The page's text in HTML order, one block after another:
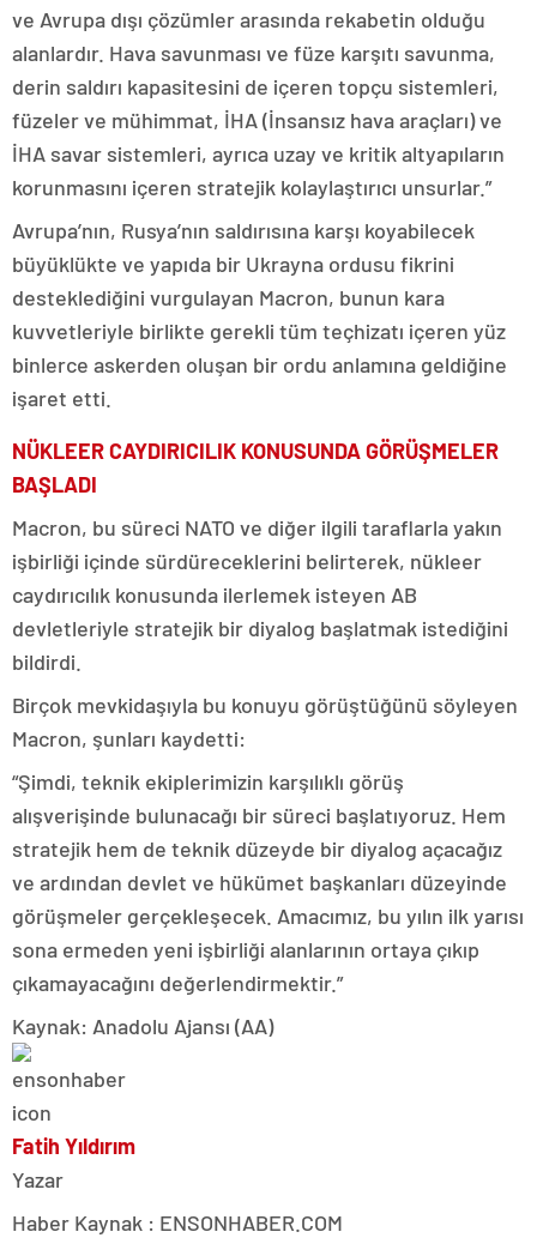
ve Avrupa dışı çözümler arasında rekabetin olduğu
alanlardır. Hava savunması ve füze karşıtı savunma,
derin saldırı kapasitesini de içeren topçu sistemleri,
füzeler ve mühimmat, İHA (İnsansız hava araçları) ve
İHA savar sistemleri, ayrıca uzay ve kritik altyapıların
korunmasını içeren stratejik kolaylaştırıcı unsurlar.”
Avrupa’nın, Rusya’nın saldırısına karşı koyabilecek
büyüklükte ve yapıda bir Ukrayna ordusu fikrini
desteklediğini vurgulayan Macron, bunun kara
kuvvetleriyle birlikte gerekli tüm teçhizatı içeren yüz
binlerce askerden oluşan bir ordu anlamına geldiğine
işaret etti.
NÜKLEER CAYDIRICILIK KONUSUNDA GÖRÜŞMELER
BAŞLADI
Macron, bu süreci NATO ve diğer ilgili taraflarla yakın
işbirliği içinde sürdüreceklerini belirterek, nükleer
caydırıcılık konusunda ilerlemek isteyen AB
devletleriyle stratejik bir diyalog başlatmak istediğini
bildirdi.
Birçok mevkidaşıyla bu konuyu görüştüğünü söyleyen
Macron, şunları kaydetti:
“Şimdi, teknik ekiplerimizin karşılıklı görüş
alışverişinde bulunacağı bir süreci başlatıyoruz. Hem
stratejik hem de teknik düzeyde bir diyalog açacağız
ve ardından devlet ve hükümet başkanları düzeyinde
görüşmeler gerçekleşecek. Amacımız, bu yılın ilk yarısı
sona ermeden yeni işbirliği alanlarının ortaya çıkıp
çıkamayacağını değerlendirmektir.”
Kaynak: Anadolu Ajansı (AA)
Fatih Yıldırım
Yazar
Haber Kaynak : ENSONHABER.COM